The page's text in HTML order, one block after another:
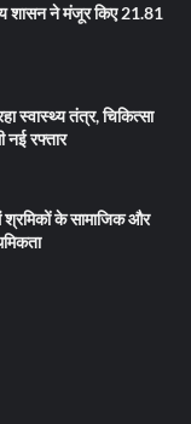
शासन ने मंजूर किए 21.81
स्वास्थ्य तंत्र, चिकित्सा
नई रफ्तार
श्रमिकों के सामाजिक और